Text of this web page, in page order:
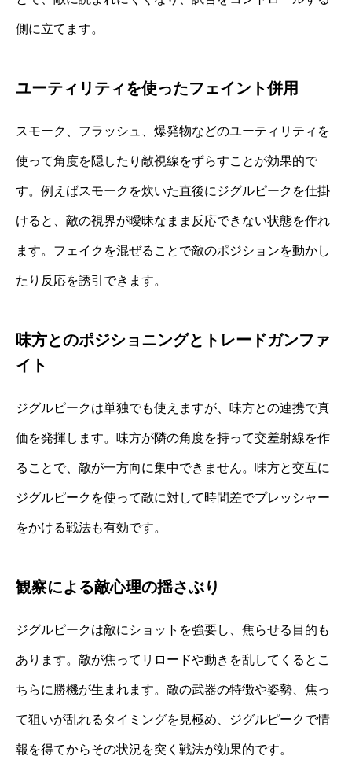
側に立てます。
ユーティリティを使ったフェイント併用
スモーク、フラッシュ、爆発物などのユーティリティを
使って角度を隠したり敵視線をずらすことが効果的で
す。例えばスモークを炊いた直後にジグルピークを仕掛
けると、敵の視界が曖昧なまま反応できない状態を作れ
ます。フェイクを混ぜることで敵のポジションを動かし
たり反応を誘引できます。
味方とのポジショニングとトレードガンファ
イト
ジグルピークは単独でも使えますが、味方との連携で真
価を発揮します。味方が隣の角度を持って交差射線を作
ることで、敵が一方向に集中できません。味方と交互に
ジグルピークを使って敵に対して時間差でプレッシャー
をかける戦法も有効です。
観察による敵心理の揺さぶり
ジグルピークは敵にショットを強要し、焦らせる目的も
あります。敵が焦ってリロードや動きを乱してくるとこ
ちらに勝機が生まれます。敵の武器の特徴や姿勢、焦っ
て狙いが乱れるタイミングを見極め、ジグルピークで情
報を得てからその状況を突く戦法が効果的です。